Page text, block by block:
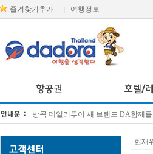
즐겨찾기추가 여행정보
방콕 데일리투어 새 브랜드 DA함께
현재